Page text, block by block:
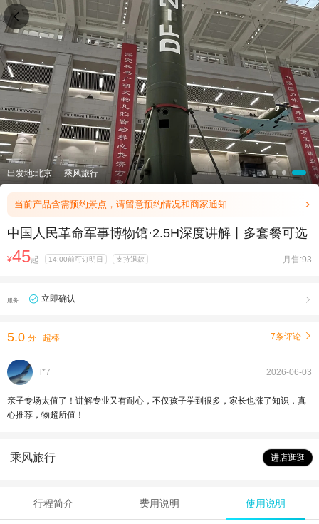
出发地:北京 乘风旅行
当前产品含需预约景点，请留意预约情况和商家通知 
中国人民革命军事博物馆·2.5H深度讲解丨多套餐可选
¥45起 14:00前可订明日 支持退款 月售:93
服务 立即确认 
5.0 分 超棒 7条评论 
l*7 2026-06-03
亲子专场太值了！讲解专业又有耐心，不仅孩子学到很多，家长也涨了知识，真
心推荐，物超所值！
乘风旅行 进店逛逛
行程简介 费用说明 使用说明
